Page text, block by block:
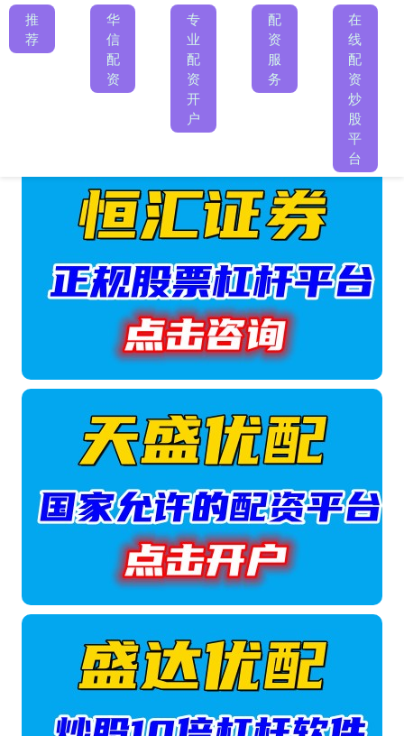
推
荐
华
信
配
资
专
业
配
资
开
户
配
资
服
务
在
线
配
资
炒
股
平
台